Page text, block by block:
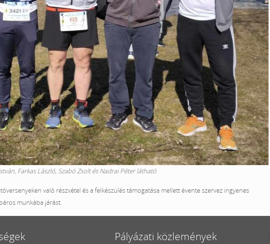
Farkas László, Szabó Zsolt és Nadrai Péter látható
való részvétel és a felkészülés támogatása mellett évente szervez ingyenes
munkába járást.
Pályázati közlemények